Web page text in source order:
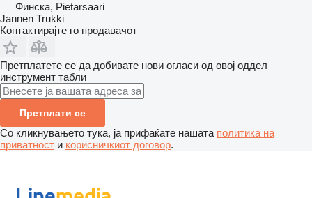
Финска, Pietarsaari
Jannen Trukki
Контактирајте го продавачот
Претплатете се да добивате нови огласи од овој оддел
инструмент табли
Претплати се
Со кликнувањето тука, ја прифаќате нашата политика на
приватност и корисничкиот договор.